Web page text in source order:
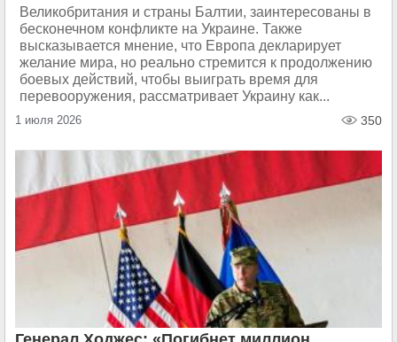
Великобритания и страны Балтии, заинтересованы в
бесконечном конфликте на Украине. Также
высказывается мнение, что Европа декларирует
желание мира, но реально стремится к продолжению
боевых действий, чтобы выиграть время для
перевооружения, рассматривает Украину как...
1 июля 2026 350